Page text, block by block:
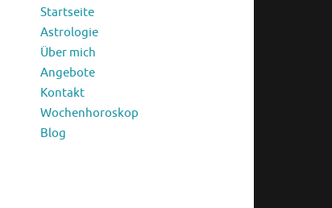
Startseite
Astrologie
Über mich
Angebote
Kontakt
Wochenhoroskop
Blog